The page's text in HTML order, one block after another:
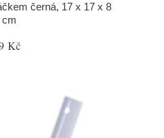
černá, 17 x 17 x 8
cm
Kč